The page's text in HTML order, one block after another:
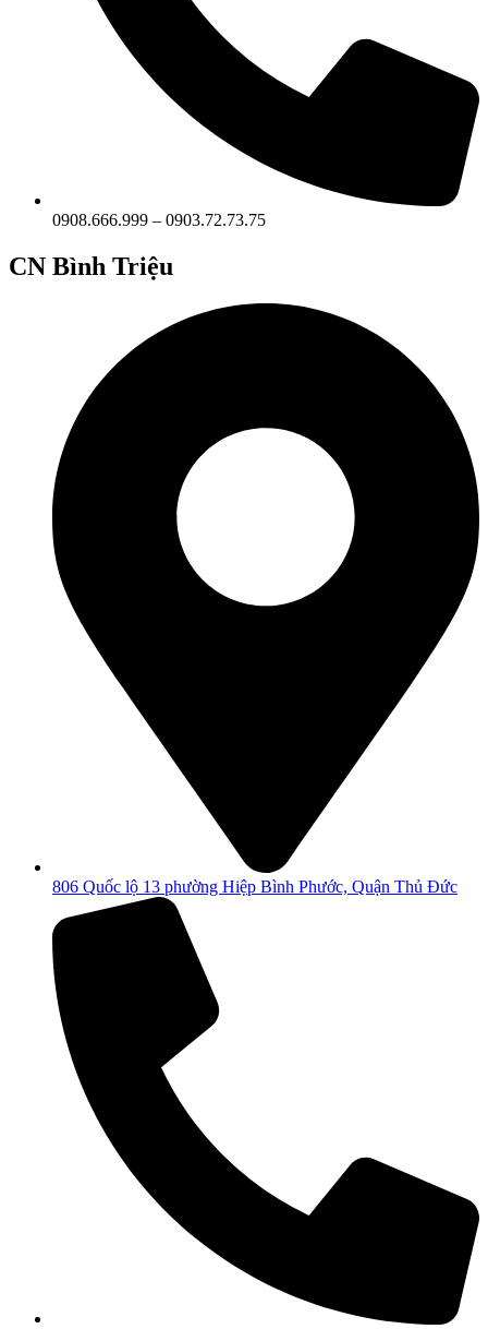
0908.666.999 – 0903.72.73.75
CN Bình Triệu
806 Quốc lộ 13 phường Hiệp Bình Phước, Quận Thủ Đức